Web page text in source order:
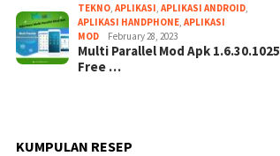
TEKNO ,APLIKASI ,APLIKASI ANDROID
APLIKASI HANDPHONE ,APLIKASI
MOD
February 28, 2023
Multi Parallel Mod Apk 1.6.30.1025
Free …
KUMPULAN RESEP